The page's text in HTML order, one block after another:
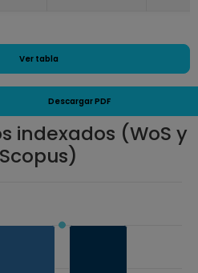
Ver tabla
Descargar PDF
indexados (WoS y
Scopus)
with 3 data series.
displaying Año.
axis displaying Documentos